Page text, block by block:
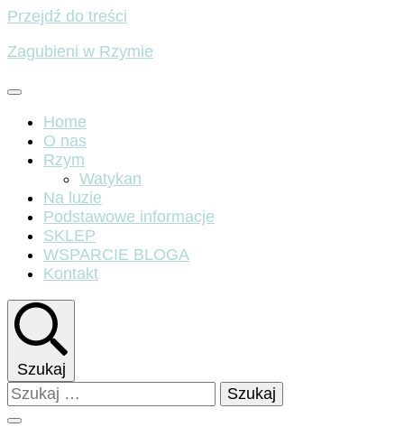
Przejdź do treści
Zagubieni w Rzymie
Home
O nas
Rzym
Watykan
Na luzie
Podstawowe informacje
SKLEP
WSPARCIE BLOGA
Kontakt
Szukaj
Szukaj: